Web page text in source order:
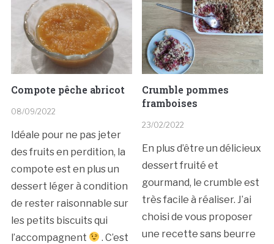
Compote pêche abricot
08/09/2022
Idéale pour ne pas jeter
des fruits en perdition, la
compote est en plus un
dessert léger à condition
de rester raisonnable sur
les petits biscuits qui
l’accompagnent
. C’est
Crumble pommes
framboises
23/02/2022
En plus d’être un délicieux
dessert fruité et
gourmand, le crumble est
très facile à réaliser. J’ai
choisi de vous proposer
une recette sans beurre